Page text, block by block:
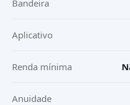
Bandeira
Aplicativo
Renda mínima
Anuidade